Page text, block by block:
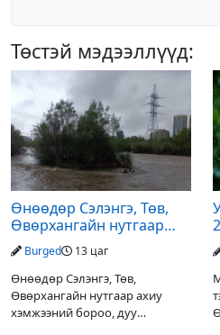
Төстэй мэдээллүүд:
Өнөөдөр Сэлэнгэ, Төв,
Өвөрхангайн нутгаар
аадар орж, үерлэх
аюултайг анхааруулав
Burged 13 цаг
Өнөөдөр Сэлэнгэ, Төв,
Өвөрхангайн нутгаар ахиу
хэмжээний бороо, дуу